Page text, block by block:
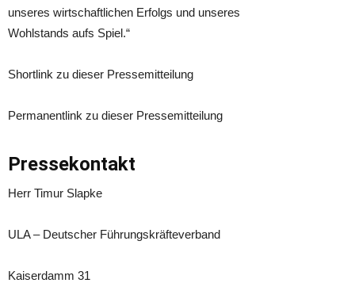
unseres wirtschaftlichen Erfolgs und unseres
Wohlstands aufs Spiel.“
Shortlink zu dieser Pressemitteilung
Permanentlink zu dieser Pressemitteilung
Pressekontakt
Herr Timur Slapke
ULA – Deutscher Führungskräfteverband
Kaiserdamm 31